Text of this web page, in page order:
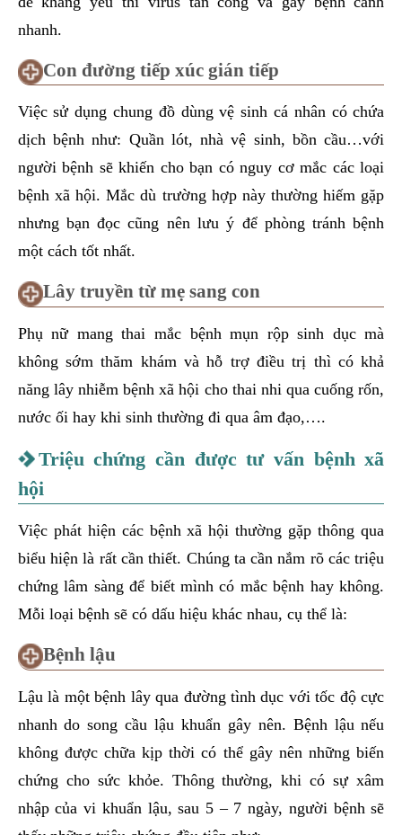
nhanh.
Con đường tiếp xúc gián tiếp
Việc sử dụng chung đồ dùng vệ sinh cá nhân có chứa
dịch bệnh như: Quần lót, nhà vệ sinh, bồn cầu…với
người bệnh sẽ khiến cho bạn có nguy cơ mắc các loại
bệnh xã hội. Mắc dù trường hợp này thường hiếm gặp
nhưng bạn đọc cũng nên lưu ý để phòng tránh bệnh
một cách tốt nhất.
Lây truyền từ mẹ sang con
Phụ nữ mang thai mắc bệnh mụn rộp sinh dục mà
không sớm thăm khám và hỗ trợ điều trị thì có khả
năng lây nhiễm bệnh xã hội cho thai nhi qua cuống rốn,
nước ối hay khi sinh thường đi qua âm đạo,….
Triệu chứng cần được tư vấn bệnh xã
hội
Việc phát hiện các bệnh xã hội thường gặp thông qua
biểu hiện là rất cần thiết. Chúng ta cần nắm rõ các triệu
chứng lâm sàng để biết mình có mắc bệnh hay không.
Mỗi loại bệnh sẽ có dấu hiệu khác nhau, cụ thể là:
Bệnh lậu
Lậu là một bệnh lây qua đường tình dục với tốc độ cực
nhanh do song cầu lậu khuẩn gây nên. Bệnh lậu nếu
không được chữa kịp thời có thể gây nên những biến
chứng cho sức khỏe. Thông thường, khi có sự xâm
nhập của vi khuẩn lậu, sau 5 – 7 ngày, người bệnh sẽ